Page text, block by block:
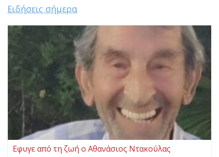
Ειδήσεις σήμερα
Εφυγε από τη ζωή ο Αθανάσιος Ντακούλας